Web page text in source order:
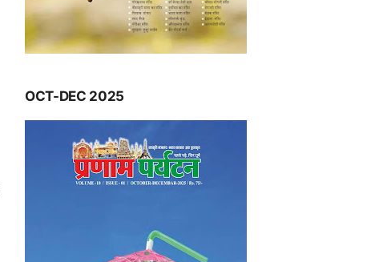
OCT-DEC 2025